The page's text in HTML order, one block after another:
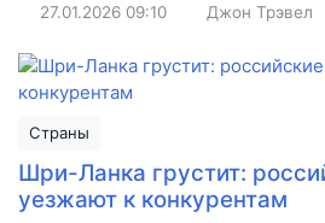
27.01.2026 09:10 Джон Трэвел
Страны
Шри-Ланка грустит:
уезжают к конкурентам